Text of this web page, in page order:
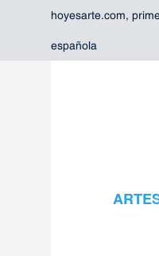
hoyesarte.com,
española